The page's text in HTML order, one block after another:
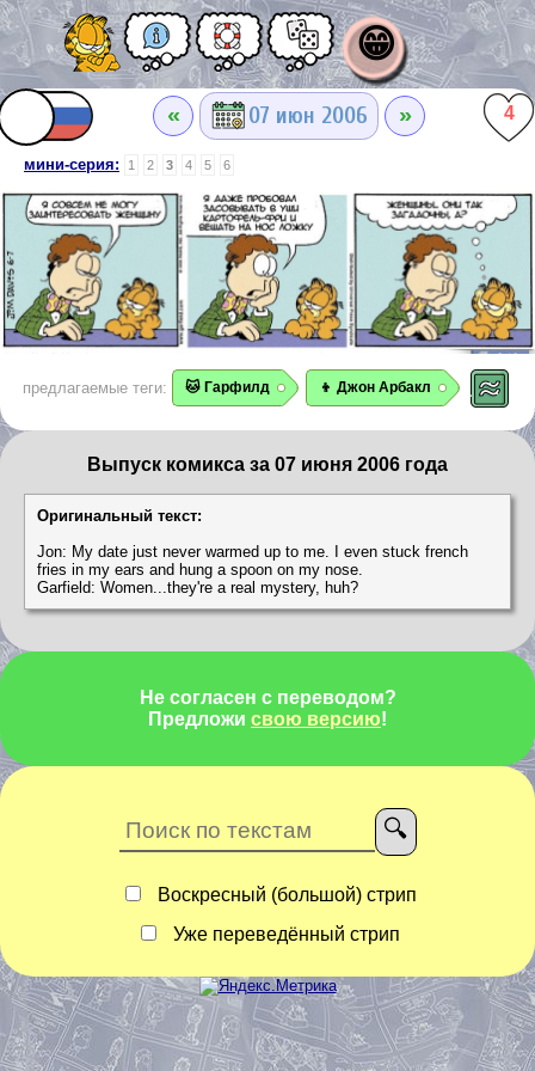
😁
« 07 июн 2006 » 4
мини-серия: 1 2 3 4 5 6
предлагаемые теги: 🐱 Гарфилд 👦 Джон Арбакл
Выпуск комикса за 07 июня 2006 года
Оригинальный текст:
Jon: My date just never warmed up to me. I even stuck french
fries in my ears and hung a spoon on my nose.
Garfield: Women...they're a real mystery, huh?
Не согласен с переводом?
Предложи свою версию!
Воскресный (большой) стрип
Уже переведённый стрип